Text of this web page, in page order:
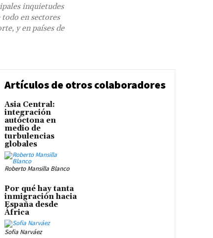
inquietudes
en sectores
y en países de
Artículos de otros colaboradores
Asia Central:
integración
autóctona en
medio de
turbulencias
globales
Roberto Mansilla Blanco
Por qué hay tanta
inmigración hacia
España desde
África
Sofia Narváez